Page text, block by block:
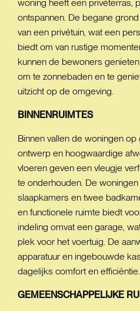
woning heeft een privéterras,
ontspannen. De begane
van een privétuin, wat een
biedt om van rustige
kunnen de bewoners
om te zonnebaden en te
uitzicht op de omgeving.
BINNENRUIMTES
Binnen vallen de woningen
ontwerp en hoogwaardige
vloeren geven een vleugje
te onderhouden. De
slaapkamers en twee
en functionele ruimte biedt
indeling omvat een garage,
plek voor het voertuig. De
apparatuur en ingebouwde
dagelijks comfort en efficiëntie.
GEMEENSCHAPPELIJKE